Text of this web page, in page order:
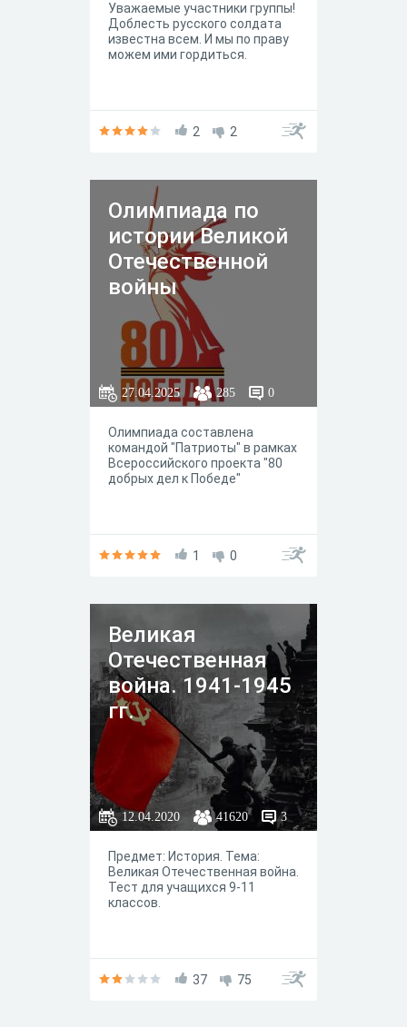
Уважаемые участники группы!
Доблесть русского солдата
известна всем. И мы по праву
можем ими гордиться.
2 2
Олимпиада по
истории Великой
Отечественной
войны
27.04.2025 285 0
Олимпиада составлена
командой "Патриоты" в рамках
Всероссийского проекта "80
добрых дел к Победе"
1 0
Великая
Отечественная
война. 1941-1945
гг.
12.04.2020 41620 3
Предмет: История. Тема:
Великая Отечественная война.
Тест для учащихся 9-11
классов.
37 75